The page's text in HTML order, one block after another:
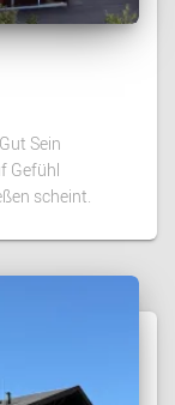
Sein
Gefühl
scheint.